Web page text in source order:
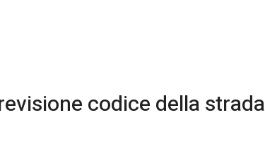
codice della strada